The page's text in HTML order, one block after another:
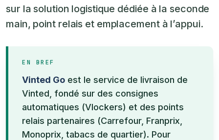
sur la solution logistique dédiée à la seconde
main, point relais et emplacement à l’appui.
EN BREF
Vinted Go est le service de livraison de
Vinted, fondé sur des consignes
automatiques (Vlockers) et des points
relais partenaires (Carrefour, Franprix,
Monoprix, tabacs de quartier). Pour